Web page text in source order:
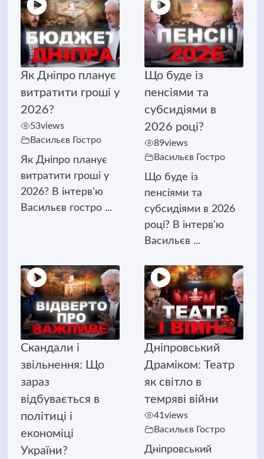
Як Дніпро планує
витратити гроші у
2026?
53views
Васильєв Гостро
Як Дніпро планує
витратити гроші у
2026? В інтерв'ю
Васильєв гостро ...
Що буде із
пенсіями та
субсидіями в
2026 році?
89views
Васильєв Гостро
Що буде із
пенсіями та
субсидіями в 2026
році? В інтерв'ю
Васильєв ...
Скандали і
звільнення: Що
зараз
відбувається в
політиці і
економіці
України?
Дніпровський
Драміком: Театр
як світло в
темряві війни
41 views
Васильєв Гостро
Дніпровський